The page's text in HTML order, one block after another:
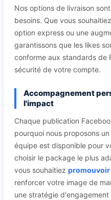
Nos options de livraison
besoins. Que vous
option express ou une
garantissons que les likes
conforme aux standards de
sécurité de votre compte.
Accompagnement
l'impact
Chaque publication
pourquoi nous proposons
équipe est disponible pour
choisir le package le plus
vous souhaitiez promouvoir
renforcer votre image de
une stratégie